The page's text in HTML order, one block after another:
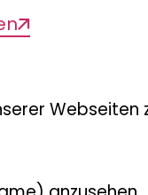
wird in einem
und der
Webseiten